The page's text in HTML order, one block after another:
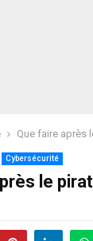
Que faire après
Cybersécurité
le